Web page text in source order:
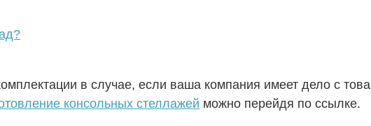
в случае, если ваша компания имеет дело с
консольных стеллажей можно перейдя по ссылке.